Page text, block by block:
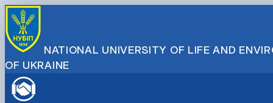
NATIONAL UNIVERSITY OF LIFE AND
OF UKRAINE